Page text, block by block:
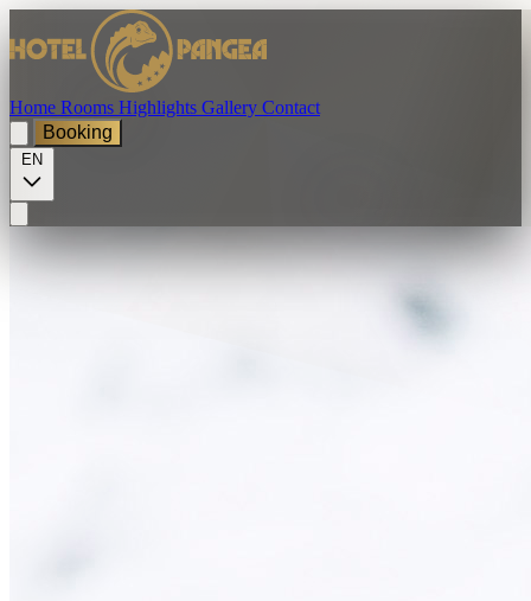
Home Rooms Highlights Gallery Contact
Booking
EN